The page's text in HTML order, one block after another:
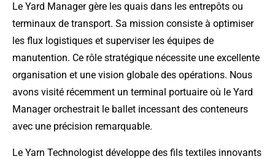
Le Yard Manager gère les quais dans les entrepôts ou
terminaux de transport. Sa mission consiste à optimiser
les flux logistiques et superviser les équipes de
manutention. Ce rôle stratégique nécessite une excellente
organisation et une vision globale des opérations. Nous
avons visité récemment un terminal portuaire où le Yard
Manager orchestrait le ballet incessant des conteneurs
avec une précision remarquable.
Le Yarn Technologist développe des fils textiles innovants